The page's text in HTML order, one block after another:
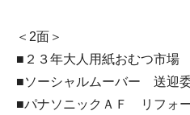
＜2面＞
■２３年大人用紙おむつ市場
■ソーシャルムーバー 送迎
■パナソニックＡＦ リフォ